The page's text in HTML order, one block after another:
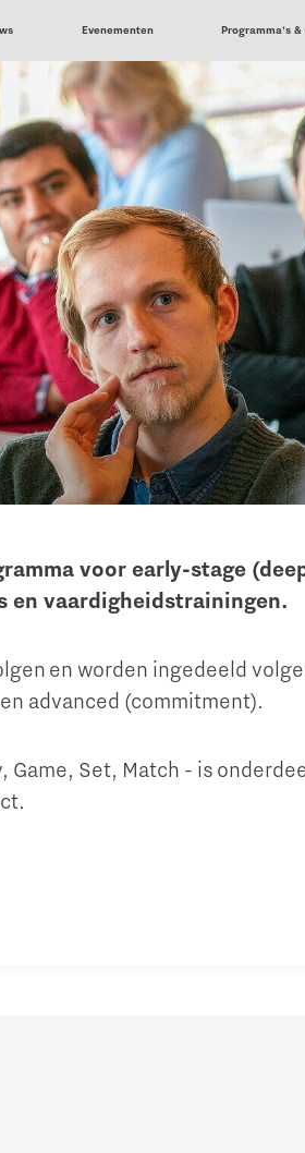
Evenementen Programma’s
voor early-stage
en vaardigheidstrainingen.
en worden ingedeeld
advanced (commitment).
Game, Set, Match - is